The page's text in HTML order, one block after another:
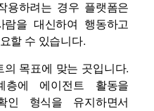
용하려는 경우 플랫폼은
을 대신하여 행동하고
할 수 있습니다.
목표에 맞는 곳입니다.
에 에이전트 활동을
인 형식을 유지하면서